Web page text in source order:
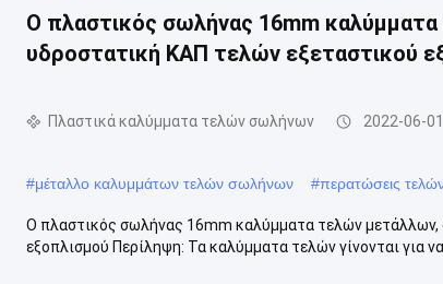
Ο πλαστικός σωλήνας 16mm
υδροστατική ΚΑΠ τελών εξεταστικού
Πλαστικά καλύμματα τελών σωλήνων 2022-06-01
#μέταλλο καλυμμάτων τελών σωλήνων #περατώσεις
Ο πλαστικός σωλήνας 16mm καλύμματα τελών μετάλλων,
εξοπλισμού Περίληψη: Τα καλύμματα τελών γίνονται για